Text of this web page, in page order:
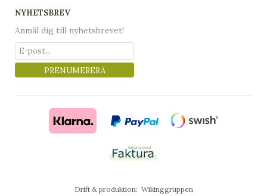
NYHETSBREV
Anmäl dig till nyhetsbrevet!
PRENUMERERA
Drift & produktion: Wikinggruppen